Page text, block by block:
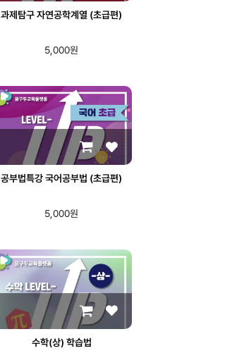
과제탐구 자연공학계열 (초급편)
5,000원
공부법특강 국어공부법 (초급편)
5,000원
수학(상) 학습법